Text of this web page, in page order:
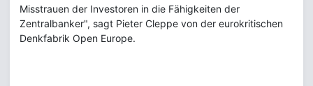
Misstrauen der Investoren in die Fähigkeiten der
Zentralbanker", sagt Pieter Cleppe von der eurokritischen
Denkfabrik Open Europe.